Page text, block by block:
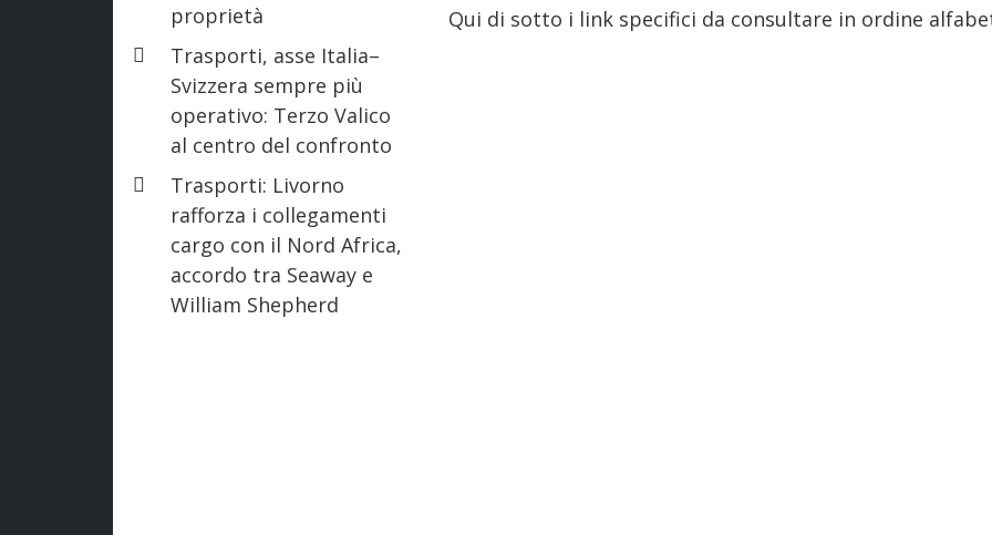
proprietà
Trasporti, asse Italia–
Svizzera sempre più
operativo: Terzo Valico
al centro del confronto
Trasporti: Livorno
rafforza i collegamenti
cargo con il Nord Africa,
accordo tra Seaway e
William Shepherd
Qui di sotto i link specifici da consultare in ordine